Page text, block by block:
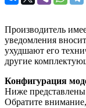
Производитель
уведомления
ухудшают его
другие
Конфигурация
Ниже
Обратите